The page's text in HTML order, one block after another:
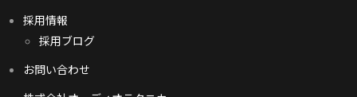
採用情報
採用ブログ
お問い合わせ